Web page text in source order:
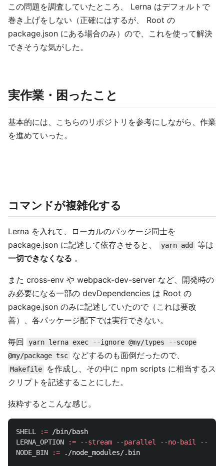
この問題を調査していたところ、 Lerna はデフォルトで
巻き上げをしない（正確にはするが、 Root の
package.json にある場合のみ）ので、これを使って解決
できそうな気がした。
実作業・困ったこと
基本的には、こちらのリポジトリを参考にしながら、作業
を進めていった。
コマンドが複雑化する
Lerna を入れて、ローカルのパッケージ同士を
package.json に記述して依存させると、
yarn add
等は
一切できなくなる 。
また cross-env や webpack-dev-server など、開発時の
み必要になる一部の devDependencies は Root の
package.json のみに記述していたので（これは要改
善）、各パッケージ配下では実行できない。
毎回
yarn lerna exec --ignore @my/types --scope
@my/package tsc
などするのも面倒だったので、
Makefile
を作成し、その中に npm scripts に相当するス
クリプトを記述することにした。
抜粋するとこんな感じ。
SHELL :=
LERNA_OPTION
:= --stream --parallel --no-bail
--
NODE_BIN
:= ./node_modules/.bin